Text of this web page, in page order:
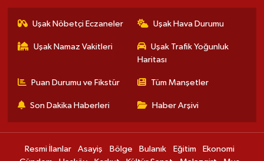
Uşak Nöbetçi Eczaneler Uşak Hava Durumu
Uşak Namaz Vakitleri
Uşak Trafik Yoğunluk
Haritası
Puan Durumu ve Fikstür Tüm Manşetler
Son Dakika Haberleri Haber Arşivi
Resmi İlanlar Asayiş Bölge Bulanık Eğitim
Ekonomi